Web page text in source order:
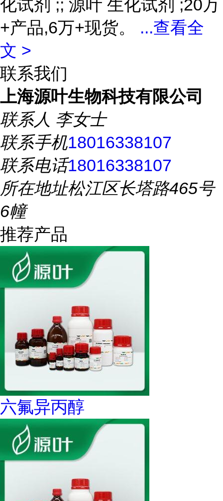
化试剂 ;; 源叶 生化试剂 ;20万
+产品,6万+现货。 ...查看全
文 >
联系我们
上海源叶生物科技有限公司
联系人 李女士
联系手机18016338107
联系电话18016338107
所在地址松江区长塔路465号
6幢
推荐产品
六氟异丙醇